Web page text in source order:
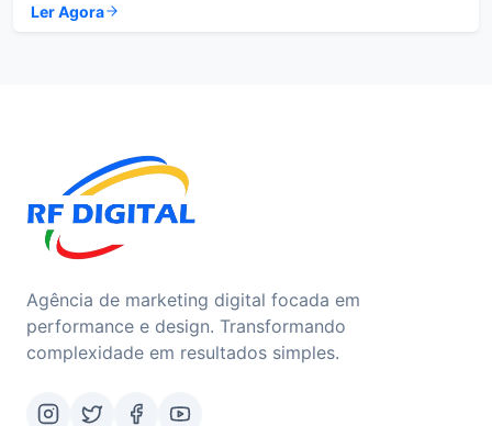
Ler Agora
Agência de marketing digital focada em
performance e design. Transformando
complexidade em resultados simples.